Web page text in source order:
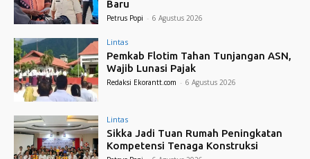
Baru
Petrus Popi - 6 Agustus 2026
Lintas
Pemkab Flotim Tahan Tunjangan ASN,
Wajib Lunasi Pajak
Redaksi Ekorantt.com - 6 Agustus 2026
Lintas
Sikka Jadi Tuan Rumah Peningkatan
Kompetensi Tenaga Konstruksi